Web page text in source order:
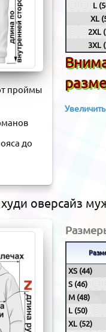
проймы
до
L
XL
2XL
3XL
Увеличить
оверсайз
XS (44)
S (46)
M (48)
L (50)
XL (52)